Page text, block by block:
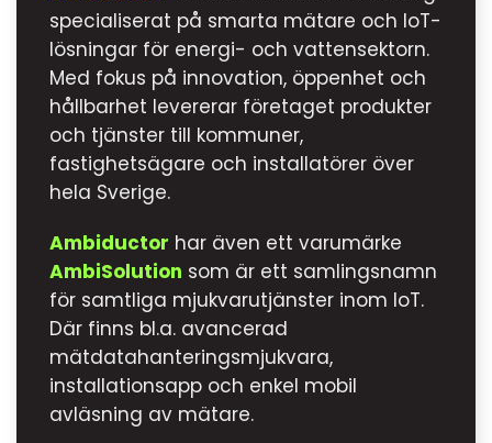
specialiserat på smarta mätare och IoT-
lösningar för energi- och vattensektorn.
Med fokus på innovation, öppenhet och
hållbarhet levererar företaget produkter
och tjänster till kommuner,
fastighetsägare och installatörer över
hela Sverige.
Ambiductor har även ett varumärke
AmbiSolution som är ett samlingsnamn
för samtliga mjukvarutjänster inom IoT.
Där finns bl.a. avancerad
mätdatahanteringsmjukvara,
installationsapp och enkel mobil
avläsning av mätare.